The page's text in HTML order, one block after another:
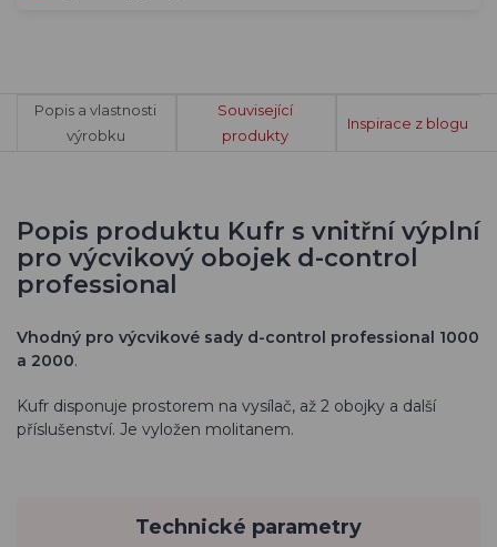
Popis a vlastnosti
výrobku
Související
produkty
Inspirace z blogu
Popis produktu Kufr s vnitřní výplní
pro výcvikový obojek d-control
professional
Vhodný pro výcvikové sady d-control professional 1000
a 2000.
Kufr disponuje prostorem na vysílač, až 2 obojky a další
příslušenství. Je vyložen molitanem.
Technické parametry